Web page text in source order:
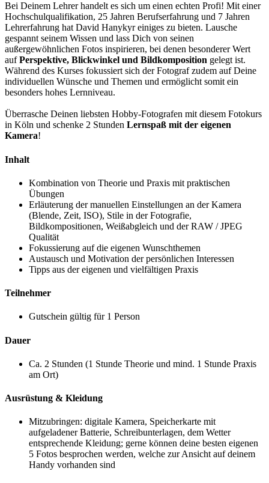
Bei Deinem Lehrer handelt es sich um einen echten Profi! Mit einer
Hochschulqualifikation, 25 Jahren Berufserfahrung und 7 Jahren
Lehrerfahrung hat David Hanykyr einiges zu bieten. Lausche
gespannt seinem Wissen und lass Dich von seinen
außergewöhnlichen Fotos inspirieren, bei denen besonderer Wert
aufPerspektive, Blickwinkel und Bildkomposition gelegt ist.
Während des Kurses fokussiert sich der Fotograf zudem auf Deine
individuellen Wünsche und Themen und ermöglicht somit ein
besonders hohes Lernniveau.
Überrasche Deinen liebsten Hobby-Fotografen mit diesem Fotokurs
in Köln und schenke 2 Stunden Lernspaß mit der eigenen
Kamera!
Inhalt
Kombination von Theorie und Praxis mit praktischen
Übungen
Erläuterung der manuellen Einstellungen an der Kamera
(Blende, Zeit, ISO), Stile in der Fotografie,
Bildkompositionen, Weißabgleich und der RAW / JPEG
Qualität
Fokussierung auf die eigenen Wunschthemen
Austausch und Motivation der persönlichen Interessen
Tipps aus der eigenen und vielfältigen Praxis
Teilnehmer
Gutschein gültig für 1 Person
Dauer
Ca. 2 Stunden (1 Stunde Theorie und mind. 1 Stunde Praxis
am Ort)
Ausrüstung & Kleidung
Mitzubringen: digitale Kamera, Speicherkarte mit
aufgeladener Batterie, Schreibunterlagen, dem Wetter
entsprechende Kleidung; gerne können deine besten eigenen
5 Fotos besprochen werden, welche zur Ansicht auf deinem
Handy vorhanden sind